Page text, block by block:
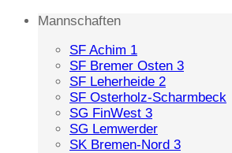
Mannschaften
SF Achim 1
SF Bremer Osten 3
SF Leherheide 2
SF Osterholz-Scharmbeck
SG FinWest 3
SG Lemwerder
SK Bremen-Nord 3